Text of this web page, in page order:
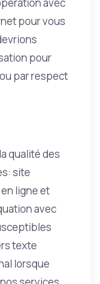
pour vous
pour
par respect
qualité des
site
ligne et
avec
texte
lorsque